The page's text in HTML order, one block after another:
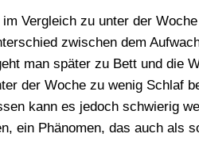
Vergleich zu unter der
zwischen dem
man später zu Bett und die
der Woche zu wenig Schlaf
kann es jedoch schwierig
ein Phänomen, das auch als